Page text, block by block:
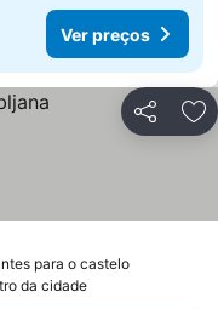
Ver preços
Partilhar
para o casteloVer
da cidade